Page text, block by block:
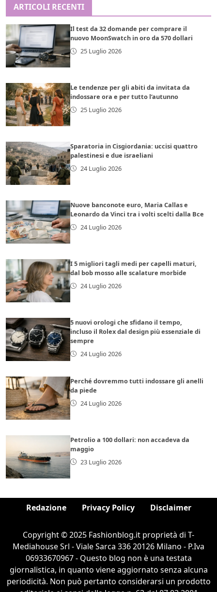
ARTICOLI RECENTI
Il test da 32 domande per comprare il
nuovo MoonSwatch in oro da 570 dollari
25 Luglio 2026
Le tendenze per gli abiti da invitata da
indossare ora e per tutto l’autunno
25 Luglio 2026
Sparatoria in Cisgiordania: uccisi quattro
palestinesi e due israeliani
24 Luglio 2026
Nuove banconote euro, Maria Callas e
Leonardo da Vinci tra i volti scelti dalla Bce
24 Luglio 2026
I 5 migliori tagli medi per capelli maturi,
dal bob mosso alle scalature morbide
24 Luglio 2026
5 nuovi orologi che sfidano il tempo,
incluso il Rolex dal design più essenziale di
sempre
24 Luglio 2026
Perché dovremmo tutti indossare gli anelli
da piede
24 Luglio 2026
Petrolio a 100 dollari: non accadeva da
maggio
23 Luglio 2026
Redazione Privacy Policy Disclaimer
Copyright © 2025 Fashionblog.it proprietà di T-
Mediahouse Srl - Viale Sarca 336 20126 Milano - P.Iva
06933670967 - Questo blog non è una testata
giornalistica, in quanto viene aggiornato senza alcuna
periodicità. Non può pertanto considerarsi un prodotto